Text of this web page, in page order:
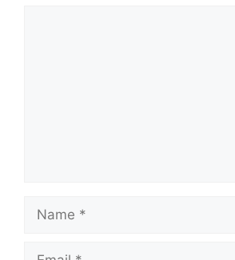
Name
Email